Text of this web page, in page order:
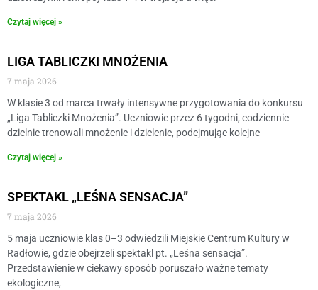
Czytaj więcej »
LIGA TABLICZKI MNOŻENIA
7 maja 2026
W klasie 3 od marca trwały intensywne przygotowania do konkursu
„Liga Tabliczki Mnożenia”. Uczniowie przez 6 tygodni, codziennie
dzielnie trenowali mnożenie i dzielenie, podejmując kolejne
Czytaj więcej »
SPEKTAKL „LEŚNA SENSACJA”
7 maja 2026
5 maja uczniowie klas 0–3 odwiedzili Miejskie Centrum Kultury w
Radłowie, gdzie obejrzeli spektakl pt. „Leśna sensacja”.
Przedstawienie w ciekawy sposób poruszało ważne tematy
ekologiczne,